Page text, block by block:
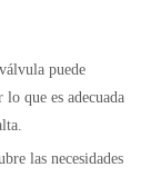
puede
que es adecuada
las necesidades